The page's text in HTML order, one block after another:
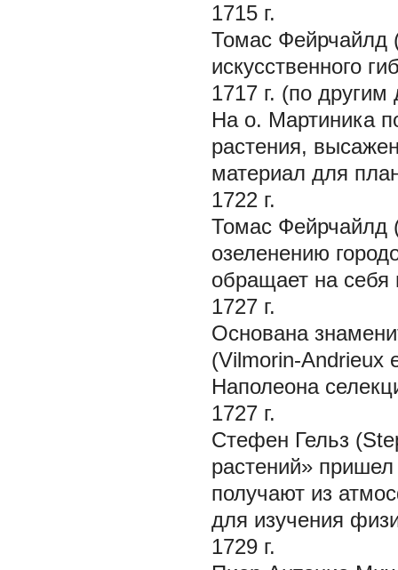
1715 г.
Томас Фейрчайлд
искусственного
1717 г. (по
На о. Мартиника
растения,
материал для
1722 г.
Томас Фейрчайлд
озеленению
обращает на себя
1727 г.
Основана
(Vilmorin-Andrieux
Наполеона
1727 г.
Стефен Гельз
растений»
получают из
для изучения
1729 г.